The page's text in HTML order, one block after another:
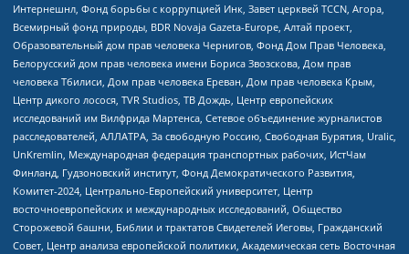
Интернешнл, Фонд борьбы с коррупцией Инк, Завет церквей TCCN, Агора,
Всемирный фонд природы, BDR Novaja Gazeta-Europe, Алтай проект,
Образовательный дом прав человека Чернигов, Фонд Дом Прав Человека,
Белорусский дом прав человека имени Бориса Звозскова, Дом прав
человека Тбилиси, Дом прав человека Ереван, Дом прав человека Крым,
Центр дикого лосося, TVR Studios, ТВ Дождь, Центр европейских
исследований им Вилфрида Мартенса, Сетевое объединение журналистов
расследователей, АЛЛАТРА, За свободную Россию, Свободная Бурятия, Uralic,
UnKremlin, Международная федерация транспортных рабочих, ИстЧам
Финланд, Гудзоновский институт, Фонд Демократического Развития,
Комитет-2024, Центрально-Европейский университет, Центр
восточноевропейских и международных исследований, Общество
Сторожевой башни, Библии и трактатов Свидетелей Иеговы, Гражданский
Совет, Центр анализа европейской политики, Академическая сеть Восточная